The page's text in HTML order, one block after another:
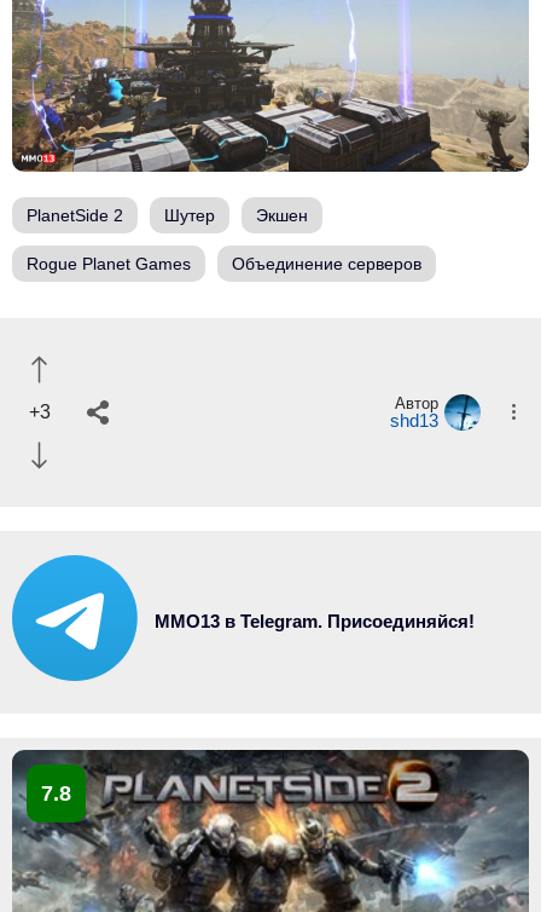
PlanetSide 2 Шутер Экшен
Rogue Planet Games Объединение серверов
+3 Автор
shd13
MMO13 в Telegram. Присоединяйся!
7.8